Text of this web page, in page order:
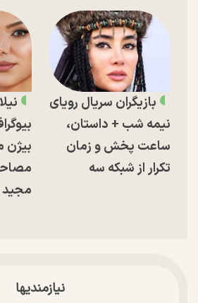
بازیگران سریال رویای
نیمه شب + داستان،
ساعت پخش و زمان
تکرار از شبکه سه
بیژن
مجید
نیازمندیها